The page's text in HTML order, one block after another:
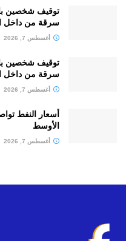
توقيف شخصين
سرقة من داخل
أغسطس 7, 2026
توقيف شخصين
سرقة من داخل
أغسطس 7, 2026
أسعار النفط
الأوسط
أغسطس 7, 2026